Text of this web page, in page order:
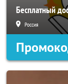
Бесплатный
Россия